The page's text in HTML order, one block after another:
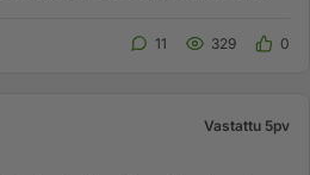
11 329 0
Vastattu 5pv